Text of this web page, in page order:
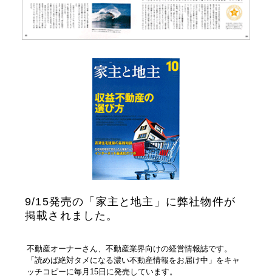
9/15発売の「家主と地主」に弊社物件が
掲載されました。
不動産オーナーさん、不動産業界向けの経営情報誌です。
「読めば絶対タメになる濃い不動産情報をお届け中」をキャ
ッチコピーに毎月15日に発売しています。